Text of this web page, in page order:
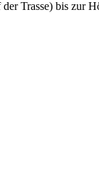
Trasse) bis zur